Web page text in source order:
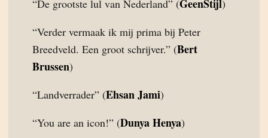
“De grootste lul van Nederland” (GeenStijl)
“Verder vermaak ik mij prima bij Peter
Breedveld. Een groot schrijver.” (Bert
Brussen)
“Landverrader” (Ehsan Jami)
“You are an icon!” (Dunya Henya)